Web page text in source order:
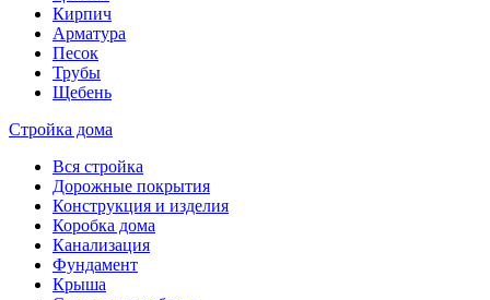
Кирпич
Арматура
Песок
Трубы
Щебень
Стройка дома
Вся стройка
Дорожные покрытия
Конструкция и изделия
Коробка дома
Канализация
Фундамент
Крыша